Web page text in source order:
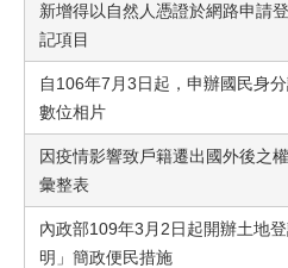
新增得以自然人憑證於網路申請
記項目
自106年7月3日起，申辦國民身
數位相片
因疫情影響致戶籍遷出國外後之
彙整表
內政部109年3月2日起開辦土地
明」簡政便民措施